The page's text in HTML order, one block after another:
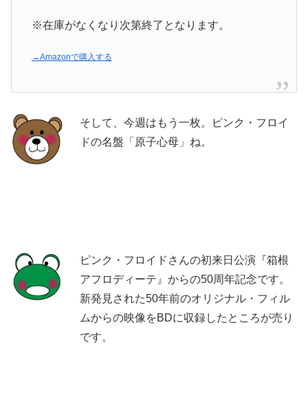
※在庫がなくなり次第終了となります。
→Amazonで購入する
そして、今週はもう一枚。ピンク・フロイ
ドの名盤「原子心母」ね。
ピンク・フロイドさんの初来日公演『箱根
アフロディーテ』からの50周年記念です。
新発見された50年前のオリジナル・フィル
ムからの映像をBDに収録したところが売り
です。